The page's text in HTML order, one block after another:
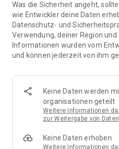
🤝 Teilen leicht gemacht: Lade
Einkauf gemeinsam.
🍳 Zutaten direkt aus Rezepten
Zutaten von Rezept-Webseiten
🚀 DEINE VORTEILE IM ALLTAG
* Nie wieder doppelte Einkäufe
* Kein Chaos mehr beim
* Bessere Abstimmung mit
* Perfekt für die Essensplanung
Was die Sicherheit angeht,
wie Entwickler deine Daten
Datenschutz- und
Verwendung, deiner Region
Informationen wurden vom
und können jederzeit von ihm
Keine Daten werden
organisationen geteilt
Weitere Informationen
zur Weitergabe von
Keine Daten erhoben
Weitere Informationen